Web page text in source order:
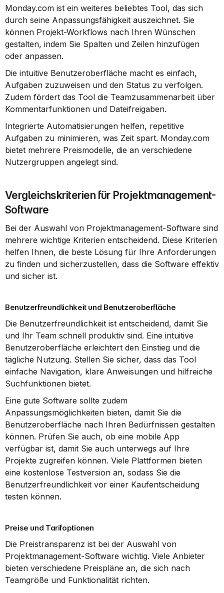
Monday.com ist ein weiteres beliebtes Tool, das sich
durch seine Anpassungsfähigkeit auszeichnet. Sie
können Projekt-Workflows nach Ihren Wünschen
gestalten, indem Sie Spalten und Zeilen hinzufügen
oder anpassen.
Die intuitive Benutzeroberfläche macht es einfach,
Aufgaben zuzuweisen und den Status zu verfolgen.
Zudem fördert das Tool die Teamzusammenarbeit über
Kommentarfunktionen und Dateifreigaben.
Integrierte Automatisierungen helfen, repetitive
Aufgaben zu minimieren, was Zeit spart. Monday.com
bietet mehrere Preismodelle, die an verschiedene
Nutzergruppen angelegt sind.
Vergleichskriterien für Projektmanagement-
Software
Bei der Auswahl von Projektmanagement-Software sind
mehrere wichtige Kriterien entscheidend. Diese Kriterien
helfen Ihnen, die beste Lösung für Ihre Anforderungen
zu finden und sicherzustellen, dass die Software effektiv
und sicher ist.
Benutzerfreundlichkeit und Benutzeroberfläche
Die Benutzerfreundlichkeit ist entscheidend, damit Sie
und Ihr Team schnell produktiv sind. Eine intuitive
Benutzeroberfläche erleichtert den Einstieg und die
tägliche Nutzung. Stellen Sie sicher, dass das Tool
einfache Navigation, klare Anweisungen und hilfreiche
Suchfunktionen bietet.
Eine gute Software sollte zudem
Anpassungsmöglichkeiten bieten, damit Sie die
Benutzeroberfläche nach Ihren Bedürfnissen gestalten
können. Prüfen Sie auch, ob eine mobile App
verfügbar ist, damit Sie auch unterwegs auf Ihre
Projekte zugreifen können. Viele Plattformen bieten
eine kostenlose Testversion an, sodass Sie die
Benutzerfreundlichkeit vor einer Kaufentscheidung
testen können.
Preise und Tarifoptionen
Die Preistransparenz ist bei der Auswahl von
Projektmanagement-Software wichtig. Viele Anbieter
bieten verschiedene Preispläne an, die sich nach
Teamgröße und Funktionalität richten.